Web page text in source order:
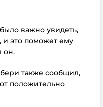
важно увидеть,
и это поможет ему
он.
также сообщил,
положительно